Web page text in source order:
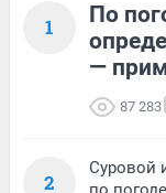
1
По
—
87 283
2
Суровой